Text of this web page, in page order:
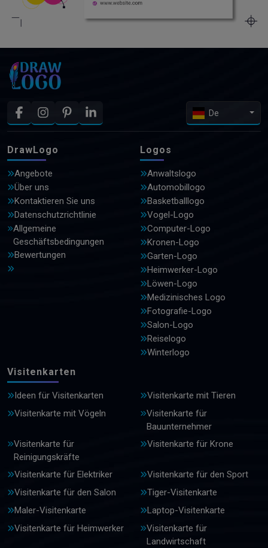
De
DrawLogo
Angebote
Über uns
Kontaktieren Sie uns
Datenschutzrichtlinie
Allgemeine
Geschäftsbedingungen
Bewertungen
Logos
Anwaltslogo
Automobillogo
Basketballlogo
Vogel-Logo
Computer-Logo
Kronen-Logo
Garten-Logo
Heimwerker-Logo
Löwen-Logo
Medizinisches Logo
Fotografie-Logo
Salon-Logo
Reiselogo
Winterlogo
Visitenkarten
Ideen für Visitenkarten
Visitenkarte mit Tieren
Visitenkarte mit Vögeln
Visitenkarte für
Bauunternehmer
Visitenkarte für
Reinigungskräfte
Visitenkarte für Krone
Visitenkarte für Elektriker
Visitenkarte für den Sport
Visitenkarte für den Salon
Tiger-Visitenkarte
Maler-Visitenkarte
Laptop-Visitenkarte
Visitenkarte für Heimwerker
Visitenkarte für
Landwirtschaft